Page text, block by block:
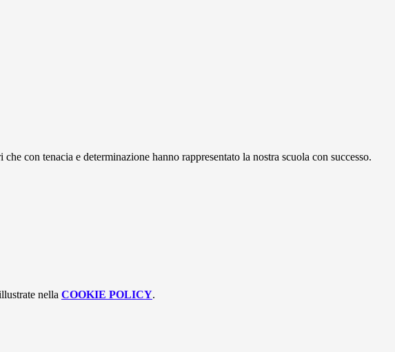
con tenacia e determinazione hanno rappresentato la nostra scuola con successo.
nella COOKIE POLICY.